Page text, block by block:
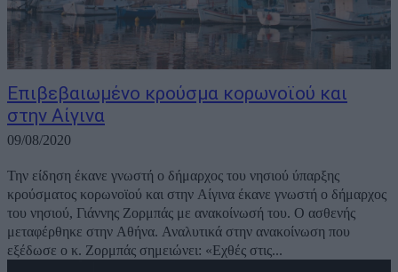
Επιβεβαιωμένο κρούσμα κορωνοϊού και
στην Αίγινα
09/08/2020
Την είδηση έκανε γνωστή ο δήμαρχος του νησιού ύπαρξης
κρούσματος κορωνοϊού και στην Αίγινα έκανε γνωστή ο δήμαρχος
του νησιού, Γιάννης Ζορμπάς με ανακοίνωσή του. Ο ασθενής
μεταφέρθηκε στην Αθήνα. Αναλυτικά στην ανακοίνωση που
εξέδωσε ο κ. Ζορμπάς σημειώνει: «Εχθές στις...